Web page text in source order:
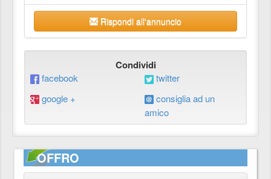
Rispondi all'annuncio
Condividi
facebook
twitter
google +
consiglia ad un
amico
OFFRO